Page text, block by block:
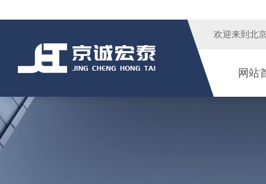
欢迎来到 北
网站